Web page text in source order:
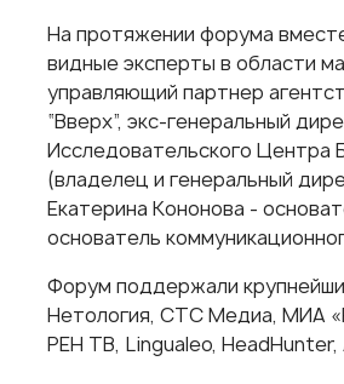
На протяжении форума
видные эксперты в области
управляющий партнер
“Вверх”, экс-генеральный
Исследовательского Центра
(владелец и генеральный
Екатерина Кононова -
основатель
Форум поддержали
Нетология, СТС Медиа, МИА
РЕН ТВ, Lingualeo,